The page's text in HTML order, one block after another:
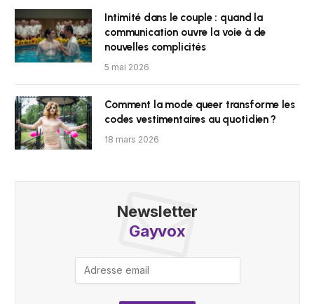
Intimité dans le couple : quand la
communication ouvre la voie à de
nouvelles complicités
5 mai 2026
Comment la mode queer transforme les
codes vestimentaires au quotidien ?
18 mars 2026
Newsletter
Gayvox